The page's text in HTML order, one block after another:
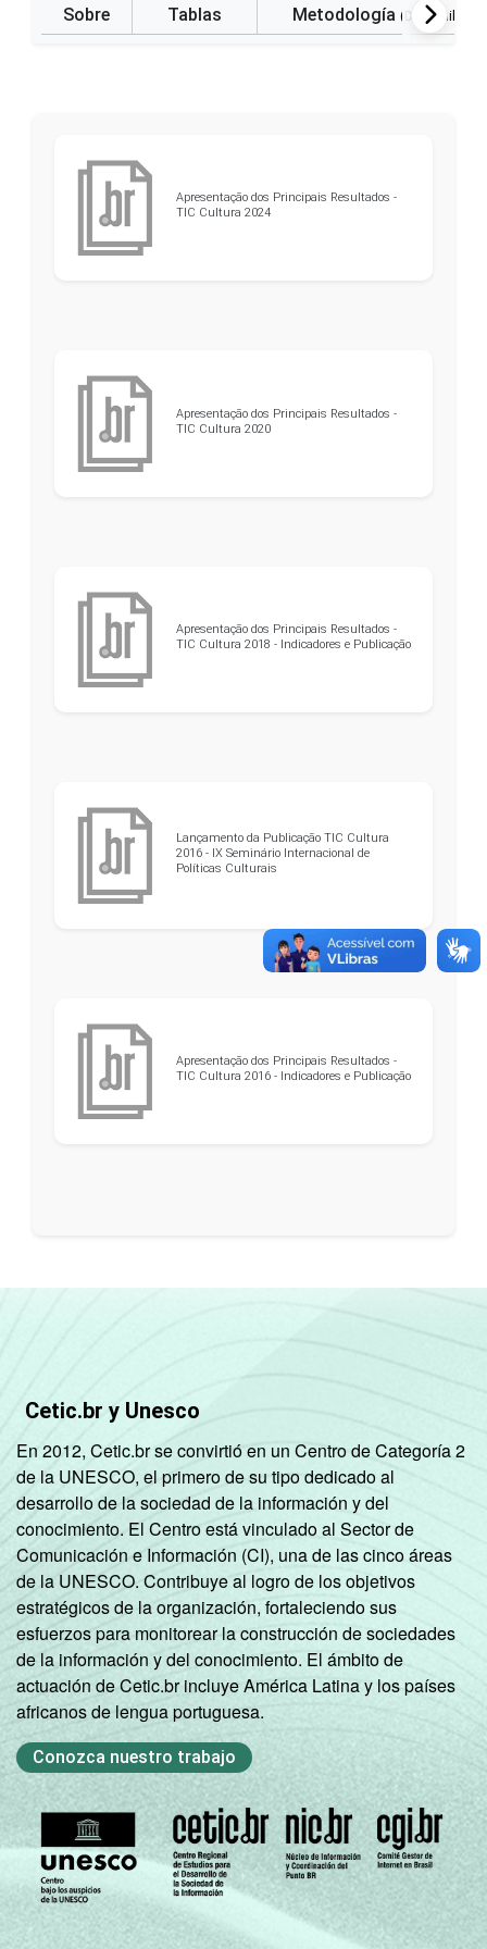
Sobre Tablas Metodología (Disponible
Apresentação dos Principais Resultados -
TIC Cultura 2024
Apresentação dos Principais Resultados -
TIC Cultura 2020
Apresentação dos Principais Resultados -
TIC Cultura 2018 - Indicadores e Publicação
Lançamento da Publicação TIC Cultura
2016 - IX Seminário Internacional de
Políticas Culturais
Apresentação dos Principais Resultados -
TIC Cultura 2016 - Indicadores e Publicação
Cetic.br y Unesco
En 2012, Cetic.br se convirtió en un Centro de Categoría 2
de la UNESCO, el primero de su tipo dedicado al
desarrollo de la sociedad de la información y del
conocimiento. El Centro está vinculado al Sector de
Comunicación e Información (CI), una de las cinco áreas
de la UNESCO. Contribuye al logro de los objetivos
estratégicos de la organización, fortaleciendo sus
esfuerzos para monitorear la construcción de sociedades
de la información y del conocimiento. El ámbito de
actuación de Cetic.br incluye América Latina y los países
africanos de lengua portuguesa.
Conozca nuestro trabajo